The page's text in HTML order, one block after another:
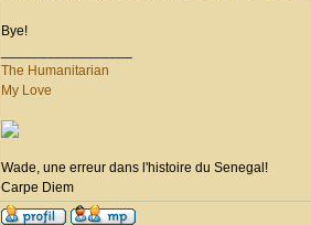
Bye!
The Humanitarian
My Love
Wade, une erreur dans l'histoire du Senegal!
Carpe Diem